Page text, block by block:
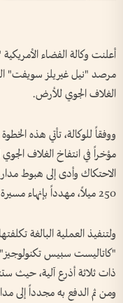
أعلنت وكالة الفضاء
مرصد "نيل غيريلز سويفت"
الغلاف الجوي للأرض.
ووفقاً للوكالة، تأتي هذه
مؤخراً في انتفاخ الغلاف
250 ميلاً، مهدداً بإنهاء مسيرة واحد من أهم المراصد العلمية.
"كاتاليست سبيس تكنولوجيز"
ذات ثلاثة أذرع آلية، حيث
ومن ثم الدفع به مجدداً إلى